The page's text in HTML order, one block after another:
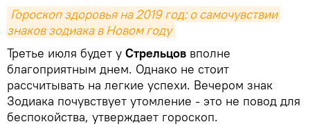
Гороскоп здоровья на 2019 год: о самочувствии
знаков зодиака в Новом году
Третье июля будет у Стрельцов вполне
благоприятным днем. Однако не стоит
рассчитывать на легкие успехи. Вечером знак
Зодиака почувствует утомление - это не повод для
беспокойства, утверждает гороскоп.